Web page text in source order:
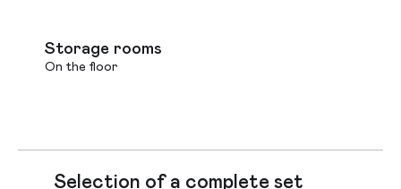
Storage rooms
On the floor
Selection of a complete set